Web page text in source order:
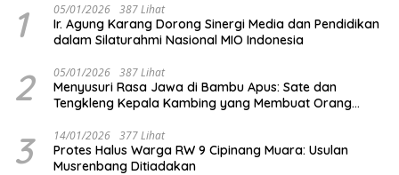
1 05/01/2026 387 Lihat
Ir. Agung Karang Dorong Sinergi Media dan Pendidikan
dalam Silaturahmi Nasional MIO Indonesia
2 05/01/2026 387 Lihat
Menyusuri Rasa Jawa di Bambu Apus: Sate dan
Tengkleng Kepala Kambing yang Membuat Orang
3 14/01/2026 377 Lihat
Protes Halus Warga RW 9 Cipinang Muara: Usulan
Musrenbang Ditiadakan